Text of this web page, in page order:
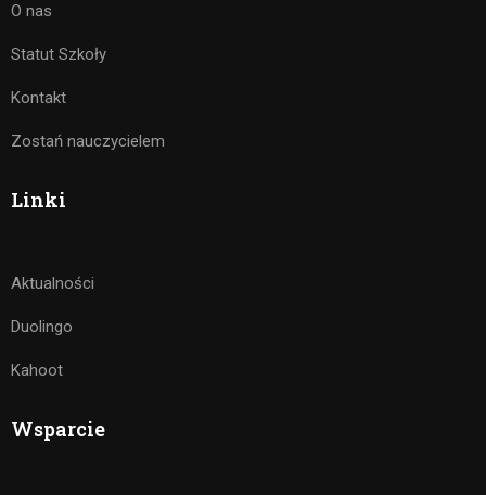
O nas
Statut Szkoły
Kontakt
Zostań nauczycielem
Linki
Aktualności
Duolingo
Kahoot
Wsparcie